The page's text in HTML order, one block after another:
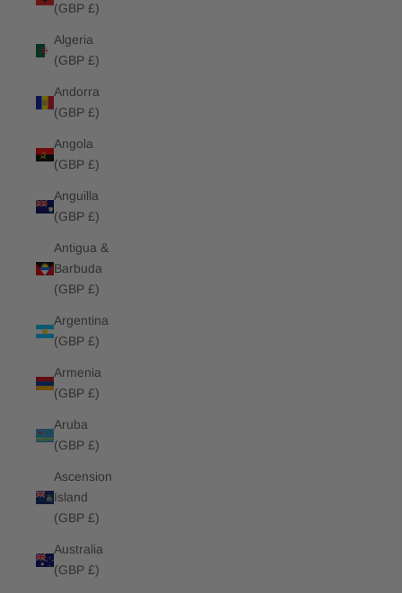
(GBP £)
Algeria
(GBP £)
Andorra
(GBP £)
Angola
(GBP £)
Anguilla
(GBP £)
Antigua &
Barbuda
(GBP £)
Argentina
(GBP £)
Armenia
(GBP £)
Aruba
(GBP £)
Ascension
Island
(GBP £)
Australia
(GBP £)